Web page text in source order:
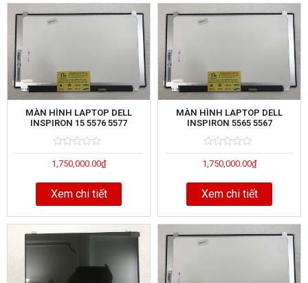
MÀN HÌNH LAPTOP DELL
INSPIRON 15 5576 5577
0
of
1,750,000.00₫
Xem chi tiết
MÀN HÌNH LAPTOP DELL
INSPIRON 5565 5567
0
of
1,750,000.00₫
Xem chi tiết